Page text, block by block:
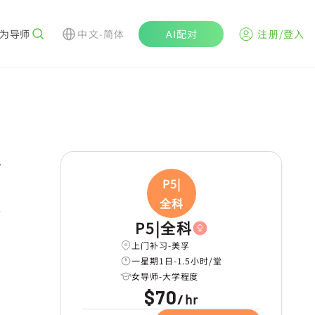
导师 中文-简体 AI配对 注册/登入
P5|
全科
P5|全科
上门补习-美孚
一星期1日-1.5小时/堂
女导师-大学程度
$70/hr